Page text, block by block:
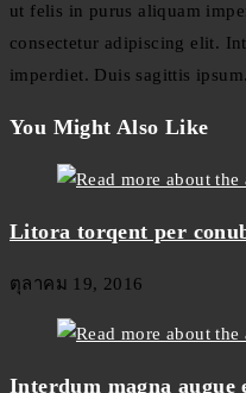
ut felis in purus aliquam
consectetur adipiscing elit.
imperdiet. Duis sagittis ipsum.
You Might Also Like
Litora torqent per
ตุลาคม 19, 2016
Interdum magna augue